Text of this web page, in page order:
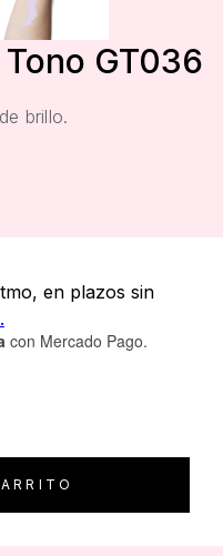
GT036
brillo.
con Mercado Pago.